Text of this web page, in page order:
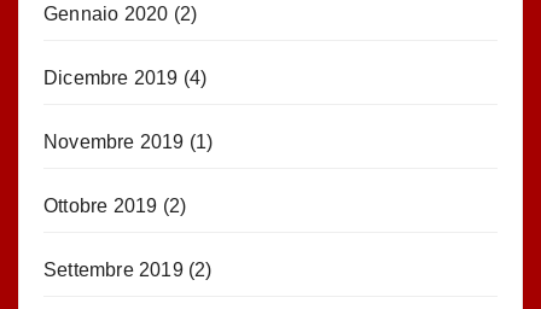
Gennaio 2020 (2)
Dicembre 2019 (4)
Novembre 2019 (1)
Ottobre 2019 (2)
Settembre 2019(2)